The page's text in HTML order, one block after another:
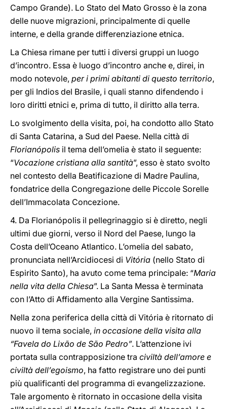
Campo Grande). Lo Stato del Mato Grosso è la zona
delle nuove migrazioni, principalmente di quelle
interne, e della grande differenziazione etnica.
La Chiesa rimane per tutti i diversi gruppi un luogo
d’incontro. Essa è luogo d’incontro anche e, direi, in
modo notevole, per i primi abitanti di questo territorio,
per gli Indios del Brasile, i quali stanno difendendo i
loro diritti etnici e, prima di tutto, il diritto alla terra.
Lo svolgimento della visita, poi, ha condotto allo Stato
di Santa Catarina, a Sud del Paese. Nella città di
Florianópolis il tema dell’omelia è stato il seguente:
“Vocazione cristiana alla santità”, esso è stato svolto
nel contesto della Beatificazione di Madre Paulina,
fondatrice della Congregazione delle Piccole Sorelle
dell’Immacolata Concezione.
4. Da Florianópolis il pellegrinaggio si è diretto, negli
ultimi due giorni, verso il Nord del Paese, lungo la
Costa dell’Oceano Atlantico. L’omelia del sabato,
pronunciata nell’Arcidiocesi di Vitória (nello Stato di
Espirito Santo), ha avuto come tema principale: “Maria
nella vita della Chiesa”. La Santa Messa è terminata
con l’Atto di Affidamento alla Vergine Santissima.
Nella zona periferica della città di Vitória è ritornato di
nuovo il tema sociale, in occasione della visita alla
“Favela do Lixão de São Pedro”. L’attenzione ivi
portata sulla contrapposizione tra civiltà dell’amore e
civiltà dell’egoismo, ha fatto registrare uno dei punti
più qualificanti del programma di evangelizzazione.
Tale argomento è ritornato in occasione della visita